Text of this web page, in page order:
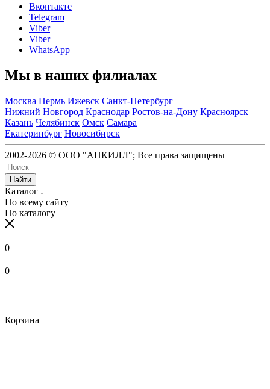
Вконтакте
Telegram
Viber
Viber
WhatsApp
Мы в наших филиалах
Москва Пермь Ижевск Санкт-Петербург
Нижний Новгород Краснодар Ростов-на-Дону Красноярск
Казань Челябинск Омск Самара
Екатеринбург Новосибирск
2002-2026 © ООО "АНКИЛЛ"; Все права защищены
Найти
Каталог
По всему сайту
По каталогу
0
0
Корзина